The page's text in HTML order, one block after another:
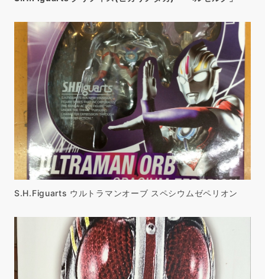
S.H.Figuarts ウルトラマンオーブ スペシウムゼペリオン